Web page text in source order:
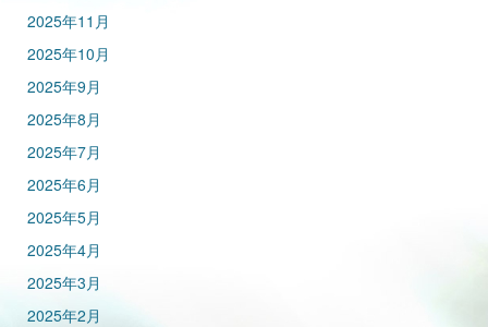
2025年11月
2025年10月
2025年9月
2025年8月
2025年7月
2025年6月
2025年5月
2025年4月
2025年3月
2025年2月